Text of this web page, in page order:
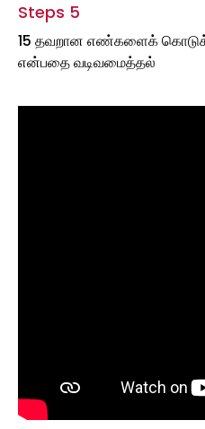
Steps 5
15 தவறான எண்களைக்
என்பதை வடிவமைத்தல்